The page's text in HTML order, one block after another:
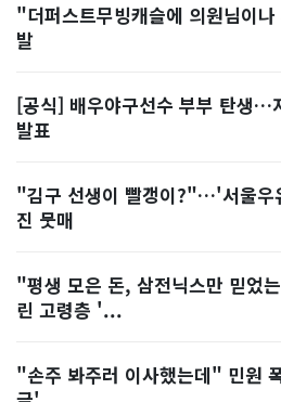
"더퍼스트무빙캐슬에 의원님이
발
[공식] 배우야구선수 부부 탄생…
발표
"김구 선생이 빨갱이?"…'서울우
진 뭇매
"평생 모은 돈, 삼전닉스만 믿었
린 고령층 '...
"손주 봐주러 이사했는데" 민원